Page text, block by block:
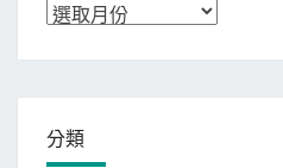
彙
分類